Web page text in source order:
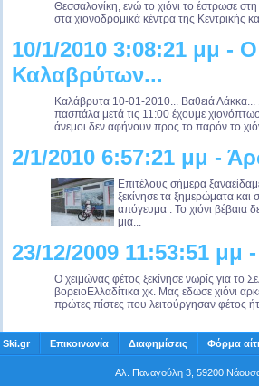
Θεσσαλονίκη, ενώ το χιόνι το έστρωσε
στα χιονοδρομικά κέντρα της Κεντρικής
10/1/2010 3:08:21 μμ -
Καλαβρύτων...
Καλάβρυτα 10-01-2010... Βαθειά
πασπάλα μετά τις 11:00 έχουμε
άνεμοι δεν αφήνουν προς το παρόν το
2/1/2010 6:57:21 μμ -
Επιτέλους σήμερα
ξεκίνησε τα ξημερώματα και
απόγευμα . Το χιόνι βέβαια
μια...
23/12/2009 11:53:51 μμ
Ο χειμώνας φέτος ξεκίνησε νωρίς για το
βορειοΕλλαδίτικα χκ. Μας εδωσε χιόνι
πρώτες πίστες που λειτούργησαν φέτος
Ski.gr Επικοινωνία Διαφημίσεις Φόρμα
Αλ. Παναγούλη 3, 59200